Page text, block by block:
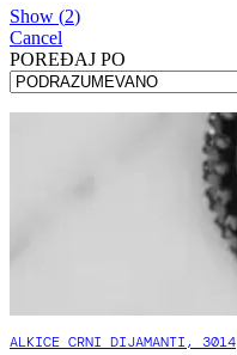
Show (2)
Cancel
POREÐAJ PO
ALKICE CRNI DIJAMANTI, 3014